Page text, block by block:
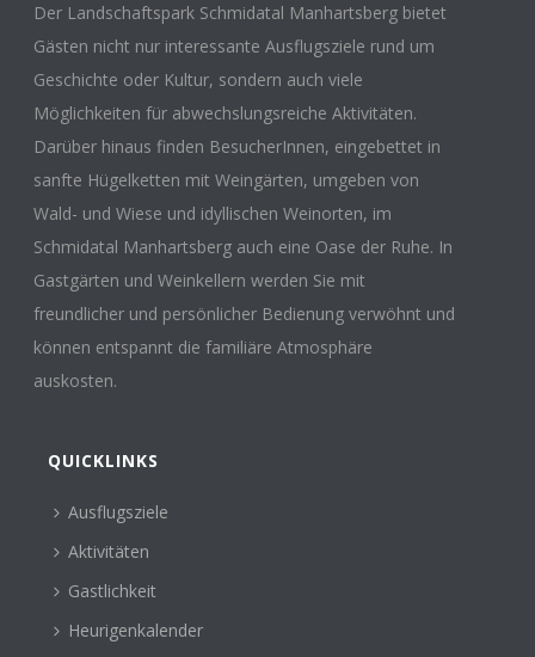
Der Landschaftspark Schmidatal Manhartsberg bietet
Gästen nicht nur interessante Ausflugsziele rund um
Geschichte oder Kultur, sondern auch viele
Möglichkeiten für abwechslungsreiche Aktivitäten.
Darüber hinaus finden BesucherInnen, eingebettet in
sanfte Hügelketten mit Weingärten, umgeben von
Wald- und Wiese und idyllischen Weinorten, im
Schmidatal Manhartsberg auch eine Oase der Ruhe. In
Gastgärten und Weinkellern werden Sie mit
freundlicher und persönlicher Bedienung verwöhnt und
können entspannt die familiäre Atmosphäre
auskosten.
QUICKLINKS
Ausflugsziele
Aktivitäten
Gastlichkeit
Heurigenkalender